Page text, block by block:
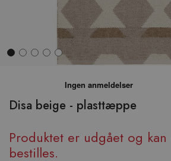
Disa beige - plasttæppe
Produktet er udgået og
bestilles.
begyndelsen
af